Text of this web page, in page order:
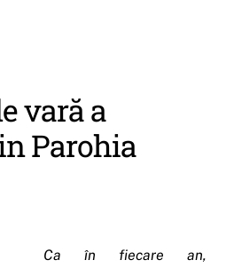
vară a
Parohia
Ca în fiecare an,